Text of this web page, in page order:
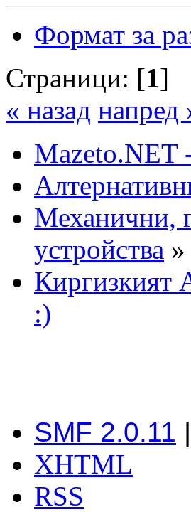
Формат за
Страници: [1]
« назад напред
Mazeto.NET
Механични,
устройства »
Киргизкият
:)
SMF 2.0.11 |
XHTML
RSS